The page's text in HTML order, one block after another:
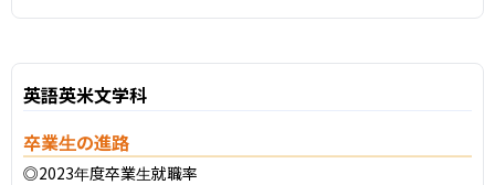
英語英米文学科
卒業生の進路
◎2023年度卒業生就職率